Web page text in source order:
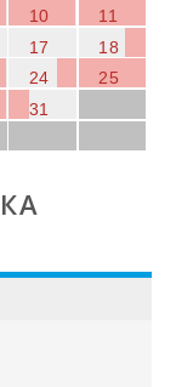
10
11
17
18
24
25
31